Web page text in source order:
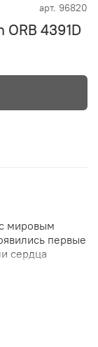
арт. 96820
4391D
мировым
первые
сердца
при